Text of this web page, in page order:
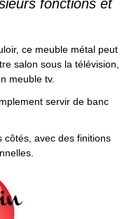
fonctions et
ce meuble métal peut
salon sous la télévision,
meuble tv.
servir de banc
côtés, avec des finitions